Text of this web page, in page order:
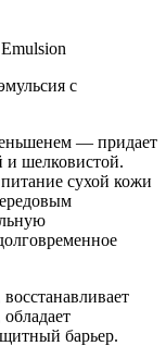
с
— придает
и шелковистой.
сухой кожи
барьер.